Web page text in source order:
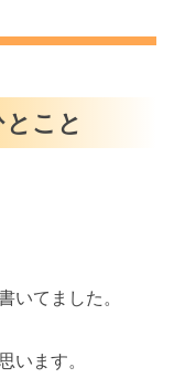
こと
いてました。
います。